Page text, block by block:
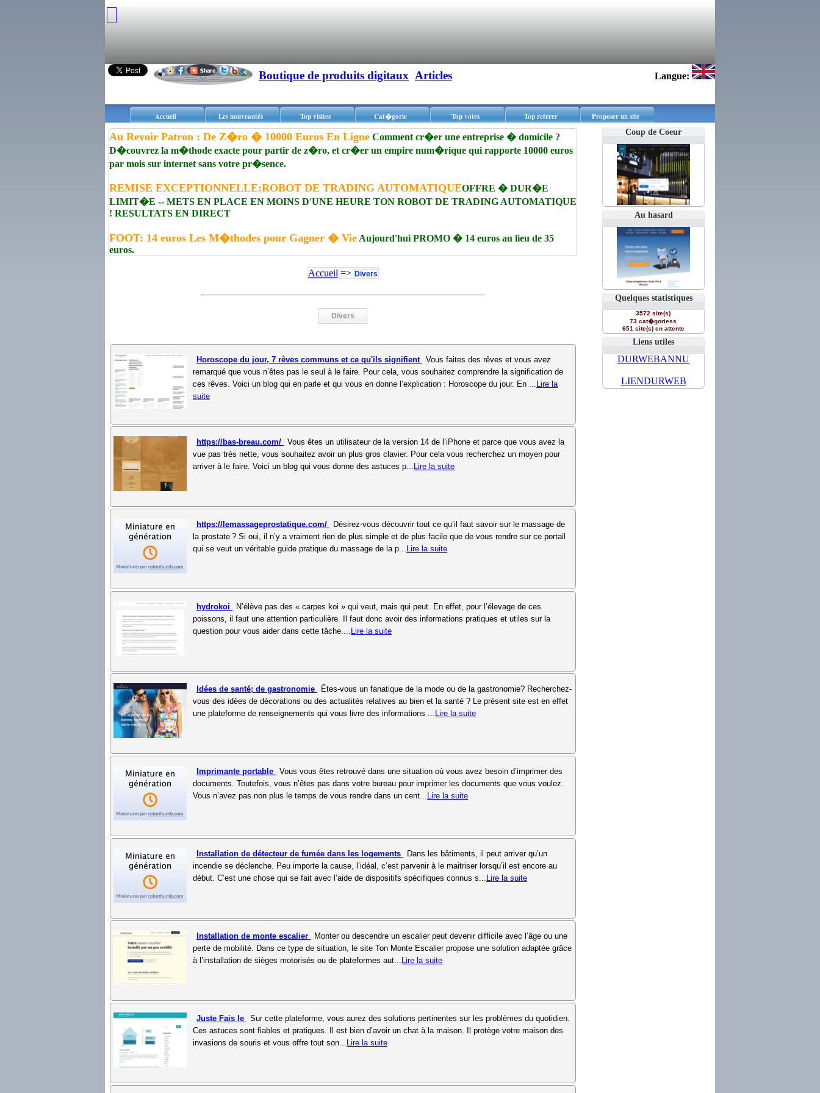
Boutique de produits digitaux Articles Langue:
Accueil Les nouveautés Top visites Cat�gorie Top votes Top referer Proposer un site
Coup de Coeur
Au hasard
Quelques statistiques
3572 site(s)
73 cat�goriess
651 site(s) en attente
Liens utiles
DURWEBANNU
LIENDURWEB
Au Revoir Patron : De Z�ro � 10000 Euros En Ligne Comment cr�er une entreprise � domicile ?
D�couvrez la m�thode exacte pour partir de z�ro, et cr�er un empire num�rique qui rapporte 10000 euros
par mois sur internet sans votre pr�sence.
REMISE EXCEPTIONNELLE:ROBOT DE TRADING AUTOMATIQUEOFFRE � DUR�E
LIMIT�E -- METS EN PLACE EN MOINS D'UNE HEURE TON ROBOT DE TRADING AUTOMATIQUE
! RESULTATS EN DIRECT
FOOT: 14 euros Les M�thodes pour Gagner � Vie Aujourd'hui PROMO � 14 euros au lieu de 35
euros.
Accueil => Divers
Divers
Horoscope du jour, 7 rêves communs et ce qu'ils signifient Vous faites des rêves et vous avez
remarqué que vous n’êtes pas le seul à le faire. Pour cela, vous souhaitez comprendre la signification de
ces rêves. Voici un blog qui en parle et qui vous en donne l’explication : Horoscope du jour. En ... Lire la
suite
https://bas-breau.com/
Vous êtes un utilisateur de la version 14 de l’iPhone et parce que vous avez la
vue pas très nette, vous souhaitez avoir un plus gros clavier. Pour cela vous recherchez un moyen pour
arriver à le faire. Voici un blog qui vous donne des astuces p... Lire la suite
https://lemassageprostatique.com/
Désirez-vous découvrir tout ce qu’il faut savoir sur le massage de
la prostate ? Si oui, il n’y a vraiment rien de plus simple et de plus facile que de vous rendre sur ce portail
qui se veut un véritable guide pratique du massage de la p... Lire la suite
hydrokoi
N’élève pas des « carpes koi » qui veut, mais qui peut. En effet, pour l’élevage de ces
poissons, il faut une attention particulière. Il faut donc avoir des informations pratiques et utiles sur la
question pour vous aider dans cette tâche.... Lire la suite
Idées de santé; de gastronomie
Êtes-vous un fanatique de la mode ou de la gastronomie? Recherchez-
vous des idées de décorations ou des actualités relatives au bien et la santé ? Le présent site est en effet
une plateforme de renseignements qui vous livre des informations ... Lire la suite
Imprimante portable
Vous vous êtes retrouvé dans une situation où vous avez besoin d’imprimer des
documents. Toutefois, vous n’êtes pas dans votre bureau pour imprimer les documents que vous voulez.
Vous n’avez pas non plus le temps de vous rendre dans un cent... Lire la suite
Installation de détecteur de fumée dans les logements
Dans les bâtiments, il peut arriver qu’un
incendie se déclenche. Peu importe la cause, l’idéal, c’est parvenir à le maitriser lorsqu’il est encore au
début. C’est une chose qui se fait avec l’aide de dispositifs spécifiques connus s... Lire la suite
Installation de monte escalier
Monter ou descendre un escalier peut devenir difficile avec l’âge ou une
perte de mobilité. Dans ce type de situation, le site Ton Monte Escalier propose une solution adaptée grâce
à l’installation de sièges motorisés ou de plateformes aut... Lire la suite
Juste Fais le
Sur cette plateforme, vous aurez des solutions pertinentes sur les problèmes du quotidien.
Ces astuces sont fiables et pratiques. Il est bien d’avoir un chat à la maison. Il protège votre maison des
invasions de souris et vous offre tout son... Lire la suite